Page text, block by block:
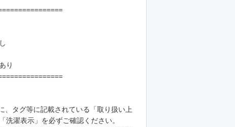
り
、タグ等に記載されている「取り扱い上
洗濯表示」を必ずご確認ください。